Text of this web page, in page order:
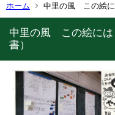
ホーム 中里の風 この絵に
中里の風 この絵には
書）